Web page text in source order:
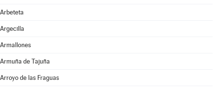
Arbeteta
Argecilla
Armallones
Armuña de Tajuña
Arroyo de las Fraguas